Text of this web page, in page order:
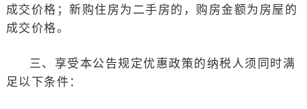
成交价格；新购住房为二手房的，购房金额为房屋的
成交价格。
三、享受本公告规定优惠政策的纳税人须同时满
足以下条件：